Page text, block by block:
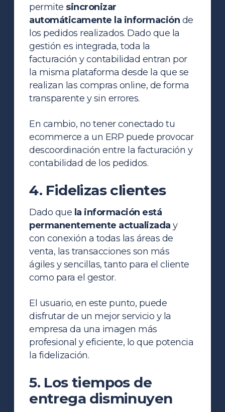
permite sincronizar
automáticamente la información de
los pedidos realizados. Dado que la
gestión es integrada, toda la
facturación y contabilidad entran por
la misma plataforma desde la que se
realizan las compras online, de forma
transparente y sin errores.
En cambio, no tener conectado tu
ecommerce a un ERP puede provocar
descoordinación entre la facturación y
contabilidad de los pedidos.
4. Fidelizas clientes
Dado que la información está
permanentemente actualizada y
con conexión a todas las áreas de
venta, las transacciones son más
ágiles y sencillas, tanto para el cliente
como para el gestor.
El usuario, en este punto, puede
disfrutar de un mejor servicio y la
empresa da una imagen más
profesional y eficiente, lo que potencia
la fidelización.
5. Los tiempos de
entrega disminuyen